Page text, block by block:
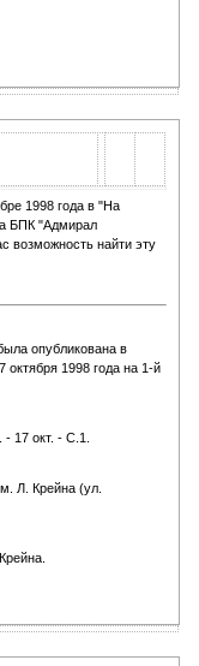
1998 года в "На
БПК "Адмирал
возможность найти эту
опубликована в
октября 1998 года на 1-й
17 окт. - С.1.
Л. Крейна (ул.